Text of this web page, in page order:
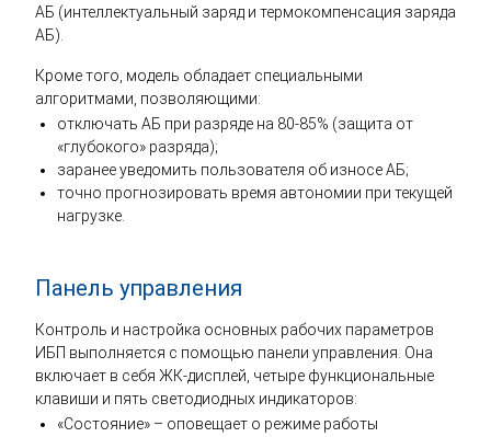
АБ (интеллектуальный заряд и термокомпенсация заряда
АБ).
Кроме того, модель обладает специальными
алгоритмами, позволяющими:
отключать АБ при разряде на 80-85% (защита от
«глубокого» разряда);
заранее уведомить пользователя об износе АБ;
точно прогнозировать время автономии при текущей
нагрузке.
Панель управления
Контроль и настройка основных рабочих параметров
ИБП выполняется с помощью панели управления. Она
включает в себя ЖК-дисплей, четыре функциональные
клавиши и пять светодиодных индикаторов:
«Состояние» – оповещает о режиме работы